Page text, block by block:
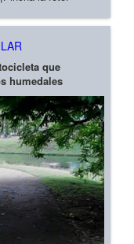
que
humedales